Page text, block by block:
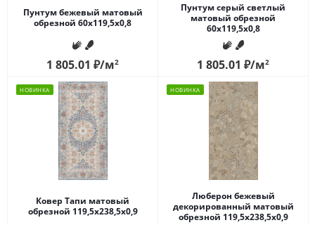
Пунтум бежевый матовый
обрезной 60x119,5x0,8
1 805.01 ₽/м2
Пунтум серый светлый
матовый обрезной
60x119,5x0,8
1 805.01 ₽/м2
НОВИНКА
Ковер Тапи матовый
обрезной 119,5x238,5x0,9
НОВИНКА
Люберон бежевый
декорированный матовый
обрезной 119,5x238,5x0,9